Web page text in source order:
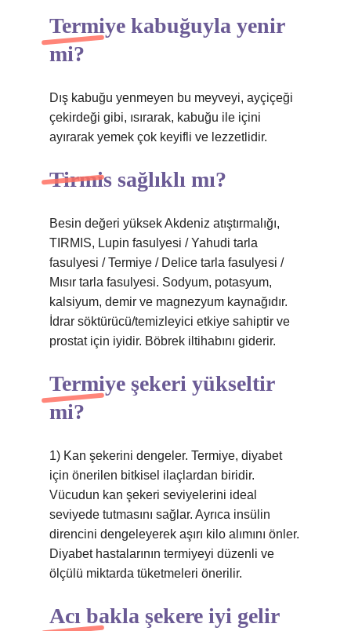
Termiye kabuğuyla yenir
mi?
Dış kabuğu yenmeyen bu meyveyi, ayçiçeği
çekirdeği gibi, ısırarak, kabuğu ile içini
ayırarak yemek çok keyifli ve lezzetlidir.
Tirmis sağlıklı mı?
Besin değeri yüksek Akdeniz atıştırmalığı,
TIRMIS, Lupin fasulyesi / Yahudi tarla
fasulyesi / Termiye / Delice tarla fasulyesi /
Mısır tarla fasulyesi. Sodyum, potasyum,
kalsiyum, demir ve magnezyum kaynağıdır.
İdrar söktürücü/temizleyici etkiye sahiptir ve
prostat için iyidir. Böbrek iltihabını giderir.
Termiye şekeri yükseltir
mi?
1) Kan şekerini dengeler. Termiye, diyabet
için önerilen bitkisel ilaçlardan biridir.
Vücudun kan şekeri seviyelerini ideal
seviyede tutmasını sağlar. Ayrıca insülin
direncini dengeleyerek aşırı kilo alımını önler.
Diyabet hastalarının termiyeyi düzenli ve
ölçülü miktarda tüketmeleri önerilir.
Acı bakla şekere iyi gelir